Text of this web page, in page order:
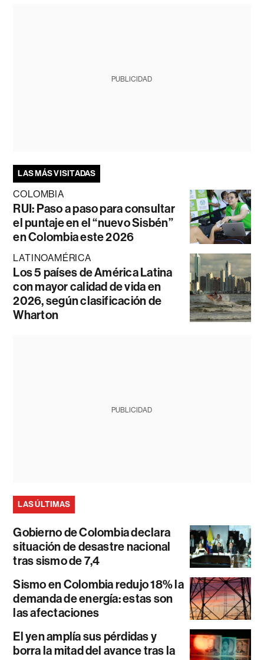
PUBLICIDAD
LAS MÁS VISITADAS
COLOMBIA
RUI: Paso a paso para consultar
el puntaje en el “nuevo Sisbén”
en Colombia este 2026
LATINOAMÉRICA
Los 5 países de América Latina
con mayor calidad de vida en
2026, según clasificación de
Wharton
PUBLICIDAD
LAS ÚLTIMAS
Gobierno de Colombia declara
situación de desastre nacional
tras sismo de 7,4
Sismo en Colombia redujo 18% la
demanda de energía: estas son
las afectaciones
El yen amplía sus pérdidas y
borra la mitad del avance tras la